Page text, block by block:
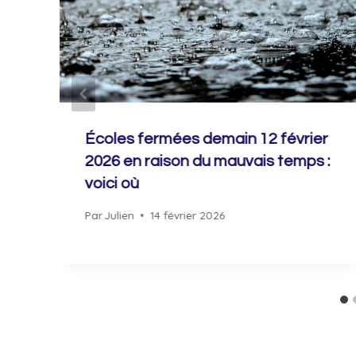
Écoles fermées demain 12 février
2026 en raison du mauvais temps :
voici où
ParJulien 14 février 2026